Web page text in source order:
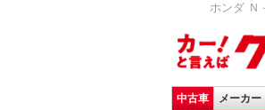
ホンダ
中古車 メーカー